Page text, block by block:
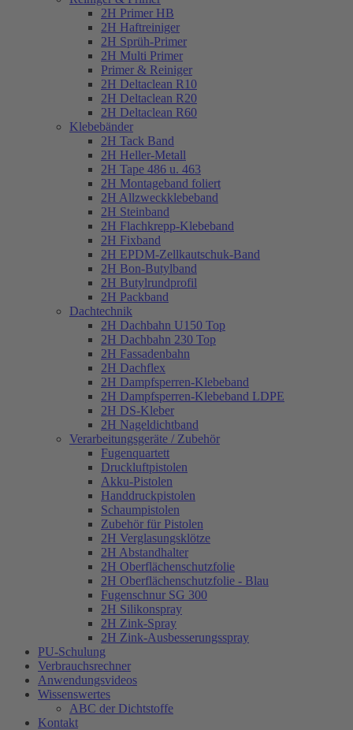
2H Primer HB
2H Haftreiniger
2H Sprüh-Primer
2H Multi Primer
Primer & Reiniger
2H Deltaclean R10
2H Deltaclean R20
2H Deltaclean R60
Klebebänder
2H Tack Band
2H Heller-Metall
2H Tape 486 u. 463
2H Montageband foliert
2H Allzweckklebeband
2H Steinband
2H Flachkrepp-Klebeband
2H Fixband
2H EPDM-Zellkautschuk-Band
2H Bon-Butylband
2H Butylrundprofil
2H Packband
Dachtechnik
2H Dachbahn U150 Top
2H Dachbahn 230 Top
2H Fassadenbahn
2H Dachflex
2H Dampfsperren-Klebeband
2H Dampfsperren-Klebeband LDPE
2H DS-Kleber
2H Nageldichtband
Verarbeitungsgeräte / Zubehör
Fugenquartett
Druckluftpistolen
Akku-Pistolen
Handdruckpistolen
Schaumpistolen
Zubehör für Pistolen
2H Verglasungsklötze
2H Abstandhalter
2H Oberflächenschutzfolie
2H Oberflächenschutzfolie - Blau
Fugenschnur SG 300
2H Silikonspray
2H Zink-Spray
2H Zink-Ausbesserungsspray
PU-Schulung
Verbrauchsrechner
Anwendungsvideos
Wissenswertes
ABC der Dichtstoffe
Kontakt